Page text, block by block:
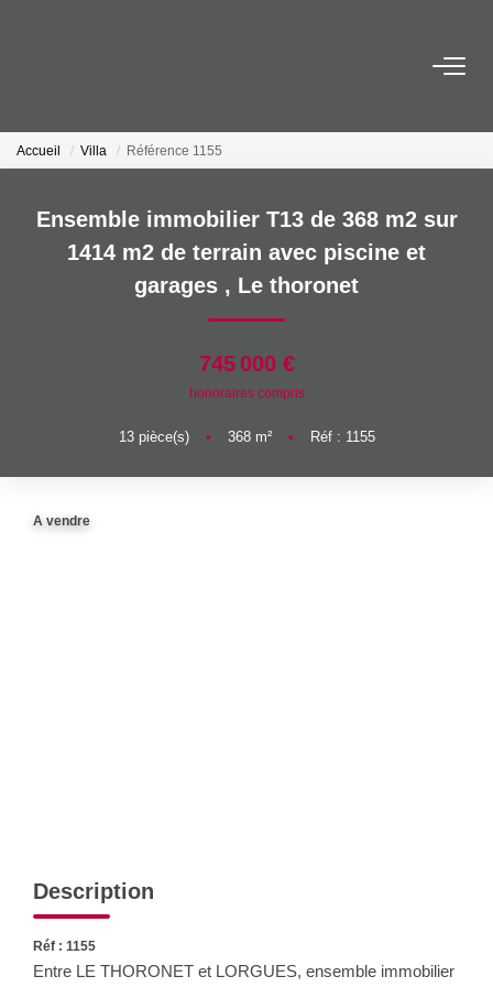
ESTIMER
SYNDIC
NOTRE AGENCE
Accueil Villa Référence 1155
Ensemble immobilier T13 de 368 m2 sur
1414 m2 de terrain avec piscine et
garages , Le thoronet
745 000 €
honoraires compris
13pièce(s) • 368m² • Réf : 1155
A vendre
Description
Réf : 1155
Entre LE THORONET et LORGUES, ensemble immobilier